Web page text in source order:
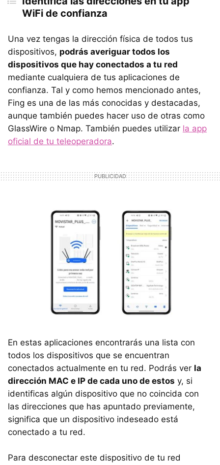
WiFi de confianza
Una vez tengas la dirección física de todos tus
dispositivos, podrás averiguar todos los
dispositivos que hay conectados a tu red
mediante cualquiera de tus aplicaciones de
confianza. Tal y como hemos mencionado antes,
Fing es una de las más conocidas y destacadas,
aunque también puedes hacer uso de otras como
GlassWire o Nmap. También puedes utilizar la app
oficial de tu teleoperadora.
En estas aplicaciones encontrarás una lista con
todos los dispositivos que se encuentran
conectados actualmente en tu red. Podrás ver la
dirección MAC e IP de cada uno de estos y, si
identificas algún dispositivo que no coincida con
las direcciones que has apuntado previamente,
significa que un dispositivo indeseado está
conectado a tu red.
Para desconectar este dispositivo de tu red